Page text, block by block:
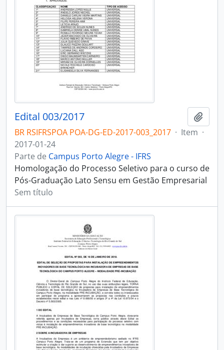
Edital 003/2017
BR RSIFRSPOA POA-DG-ED-2017-003_2017 · Item ·
2017-01-24
Parte de Campus Porto Alegre - IFRS
Homologação do Processo Seletivo para o curso de
Pós-Graduação Lato Sensu em Gestão Empresarial
Sem título